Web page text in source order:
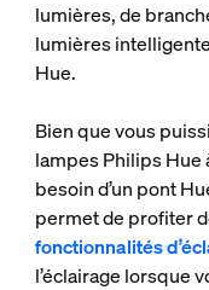
lumières, de
lumières
Hue.
Bien que vous
lampes Philips Hue
besoin d’un pont
permet de profiter
fonctionnalités
l’éclairage lorsque